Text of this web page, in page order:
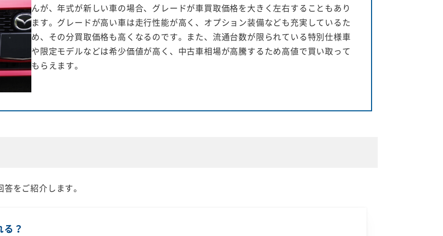
んが、年式が新しい車の場合、グレードが車買取価格を大きく左右することもあり
ます。グレードが高い車は走行性能が高く、オプション装備なども充実しているた
め、その分買取価格も高くなるのです。また、流通台数が限られている特別仕様車
や限定モデルなどは希少価値が高く、中古車相場が高騰するため高値で買い取って
もらえます。
をご紹介します。
？